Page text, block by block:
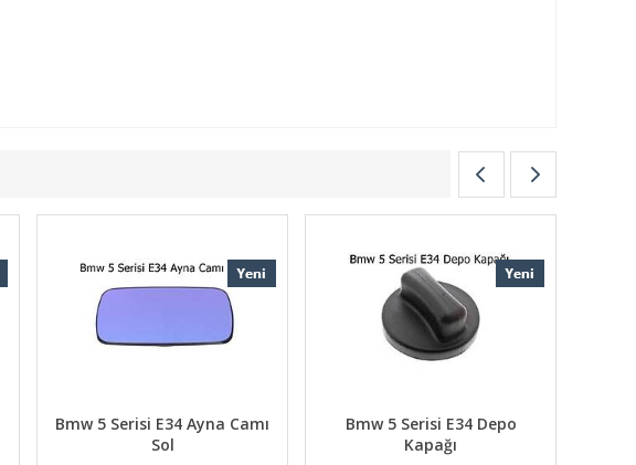
Bmw 5 Serisi E34 Ayna Camı
Sol
Bmw 5 Serisi E34 Depo
Kapağı